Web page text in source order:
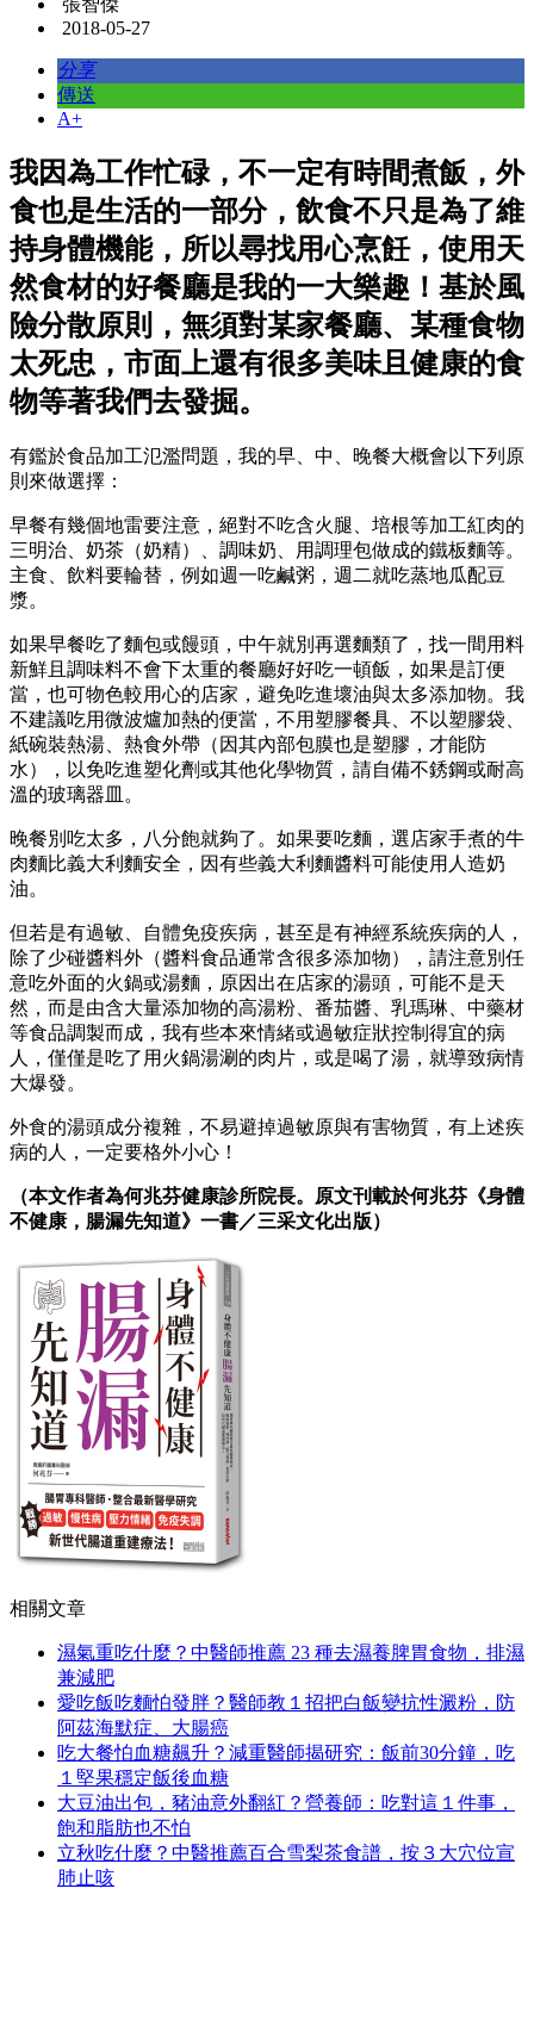
2018-05-27
分享
傳送
A+
我因為工作忙碌，不一定有時間煮飯，外
食也是生活的一部分，飲食不只是為了維
持身體機能，所以尋找用心烹飪，使用天
然食材的好餐廳是我的一大樂趣！基於風
險分散原則，無須對某家餐廳、某種食物
太死忠，市面上還有很多美味且健康的食
物等著我們去發掘。
有鑑於食品加工氾濫問題，我的早、中、晚餐大概會以下列原
則來做選擇：
早餐有幾個地雷要注意，絕對不吃含火腿、培根等加工紅肉的
三明治、奶茶（奶精）、調味奶、用調理包做成的鐵板麵等。
主食、飲料要輪替，例如週一吃鹹粥，週二就吃蒸地瓜配豆
漿。
如果早餐吃了麵包或饅頭，中午就別再選麵類了，找一間用料
新鮮且調味料不會下太重的餐廳好好吃一頓飯，如果是訂便
當，也可物色較用心的店家，避免吃進壞油與太多添加物。我
不建議吃用微波爐加熱的便當，不用塑膠餐具、不以塑膠袋、
紙碗裝熱湯、熱食外帶（因其內部包膜也是塑膠，才能防
水），以免吃進塑化劑或其他化學物質，請自備不銹鋼或耐高
溫的玻璃器皿。
晚餐別吃太多，八分飽就夠了。如果要吃麵，選店家手煮的牛
肉麵比義大利麵安全，因有些義大利麵醬料可能使用人造奶
油。
但若是有過敏、自體免疫疾病，甚至是有神經系統疾病的人，
除了少碰醬料外（醬料食品通常含很多添加物），請注意別任
意吃外面的火鍋或湯麵，原因出在店家的湯頭，可能不是天
然，而是由含大量添加物的高湯粉、番茄醬、乳瑪琳、中藥材
等食品調製而成，我有些本來情緒或過敏症狀控制得宜的病
人，僅僅是吃了用火鍋湯涮的肉片，或是喝了湯，就導致病情
大爆發。
外食的湯頭成分複雜，不易避掉過敏原與有害物質，有上述疾
病的人，一定要格外小心！
（本文作者為何兆芬健康診所院長。原文刊載於何兆芬《身體
不健康，腸漏先知道》一書／三采文化出版）
相關文章
濕氣重吃什麼？中醫師推薦 23 種去濕養脾胃食物，排濕
兼減肥
愛吃飯吃麵怕發胖？醫師教１招把白飯變抗性澱粉，防
阿茲海默症、大腸癌
吃大餐怕血糖飆升？減重醫師揭研究：飯前30分鐘，吃
１堅果穩定飯後血糖
大豆油出包，豬油意外翻紅？營養師：吃對這１件事，
飽和脂肪也不怕
立秋吃什麼？中醫推薦百合雪梨茶食譜，按３大穴位宣
肺止咳